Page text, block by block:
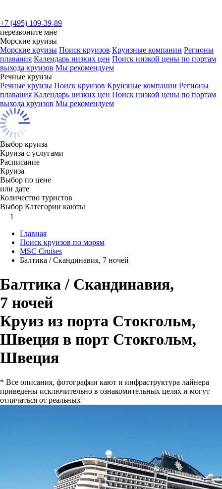
+7 (495) 109-39-89
перезвоните мне
Морские круизы
Морские круизы Поиск круизов Круизные компании Регионы
плавания Календарь низких цен Поиск низкой цены по портам
выхода круизов Мы рекомендуем
Речные круизы
Речные круизы Поиск круизов Круизные компании Регионы
плавания Календарь низких цен Поиск низкой цены по портам
выхода круизов Мы рекомендуем
Выбор круиза
Круиза с услугами
Расписание
Круиза
Выбор по цене
или дате
Количество туристов
Выбор Категории каюты
1
Главная
Поиск круизов по морям
MSC Cruises
Балтика / Скандинавия, 7 ночей
Балтика / Скандинавия,
7 ночей
Круиз из порта Стокгольм,
Швеция в порт Стокгольм,
Швеция
* Все описания, фотографии кают и инфраструктура лайнера
приведены исключительно в ознакомительных целях и могут
отличаться от реальных